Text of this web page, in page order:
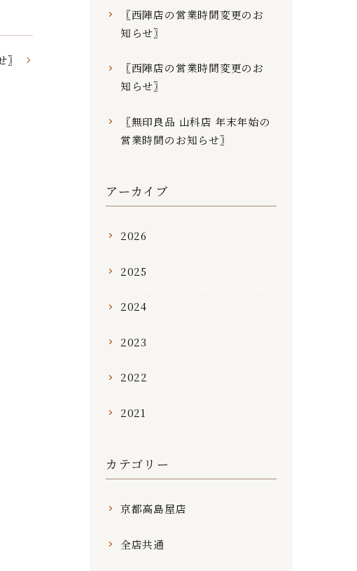
〖西陣店の営業時間変更のお
知らせ〗
〖西陣店の営業時間変更のお
知らせ〗
〖無印良品 山科店 年末年始の
営業時間のお知らせ〗
アーカイブ
2026
2025
2024
2023
2022
2021
カテゴリー
京都高島屋店
全店共通